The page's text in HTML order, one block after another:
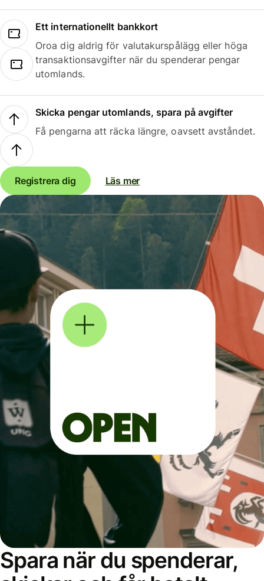
Ett internationellt bankkort
Oroa dig aldrig för valutakurspålägg eller höga
transaktionsavgifter när du spenderar pengar
utomlands.
Skicka pengar utomlands, spara på avgifter
Få pengarna att räcka längre, oavsett avståndet.
Registrera dig Läs mer
Spara när du spenderar,